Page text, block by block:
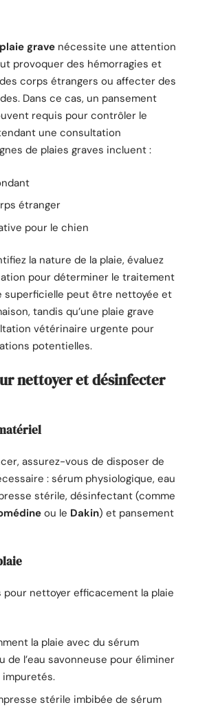
plaie grave nécessite une attention
provoquer des hémorragies et
corps étrangers ou affecter des
Dans ce cas, un pansement
requis pour contrôler le
une consultation
de plaies graves incluent :
étranger
pour le chien
la nature de la plaie, évaluez
pour déterminer le traitement
superficielle peut être nettoyée et
tandis qu’une plaie grave
vétérinaire urgente pour
potentielles.
nettoyer et désinfecter
assurez-vous de disposer de
: sérum physiologique, eau
stérile, désinfectant (comme
ou le Dakin) et pansement
pour nettoyer efficacement la plaie
la plaie avec du sérum
de l’eau savonneuse pour éliminer
impuretés.
stérile imbibée de sérum